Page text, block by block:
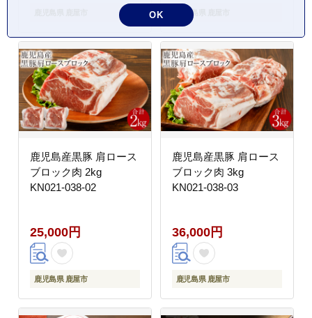
鹿児島県 鹿屋市
鹿児島産黒豚 肩ロース
ブロック肉 2kg
KN021-038-02
25,000円
鹿児島県 鹿屋市
鹿児島産黒豚 肩ロース
ブロック肉 3kg
KN021-038-03
36,000円
鹿児島県 鹿屋市
OK